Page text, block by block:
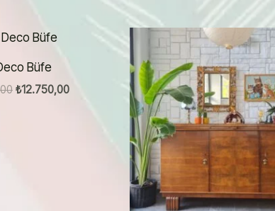
Büfe
Orijinal
₺12.750,00Şu